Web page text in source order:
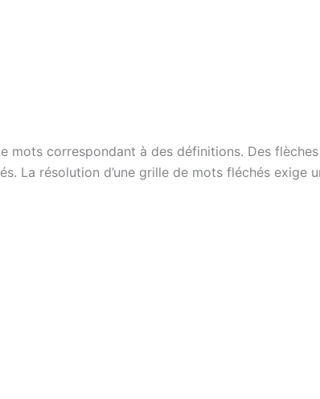
mots correspondant à des définitions. Des
La résolution d’une grille de mots fléchés exige